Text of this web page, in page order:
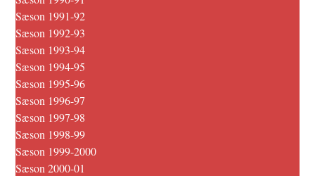
Sæson 1991-92
Sæson 1992-93
Sæson 1993-94
Sæson 1994-95
Sæson 1995-96
Sæson 1996-97
Sæson 1997-98
Sæson 1998-99
Sæson 1999-2000
Sæson 2000-01